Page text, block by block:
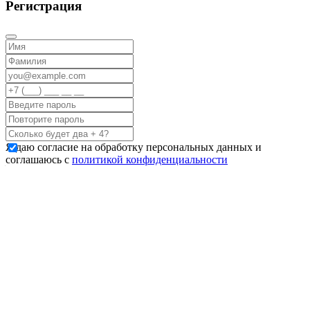
Регистрация
Я даю согласие на обработку персональных данных и
соглашаюсь с политикой конфиденциальности